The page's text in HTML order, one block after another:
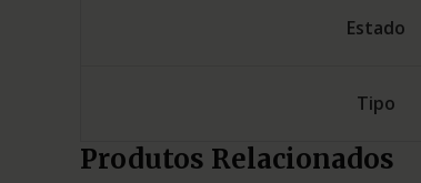
Estado
Tipo
Produtos Relacionados